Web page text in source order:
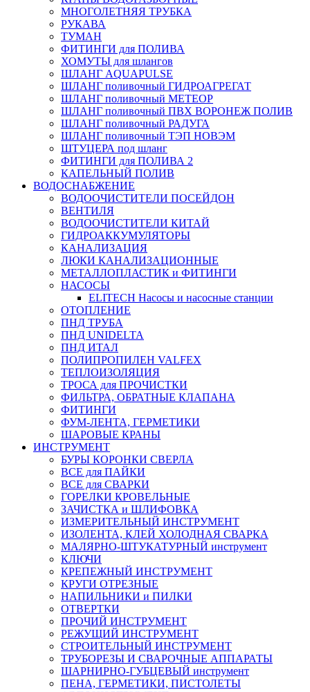
МНОГОЛЕТНЯЯ ТРУБКА
РУКАВА
ТУМАН
ФИТИНГИ для ПОЛИВА
ХОМУТЫ для шлангов
ШЛАНГ AQUAPULSE
ШЛАНГ поливочный ГИДРОАГРЕГАТ
ШЛАНГ поливочный МЕТЕОР
ШЛАНГ поливочный ПВХ ВОРОНЕЖ ПОЛИВ
ШЛАНГ поливочный РАДУГА
ШЛАНГ поливочный ТЭП НОВЭМ
ШТУЦЕРА под шланг
ФИТИНГИ для ПОЛИВА 2
КАПЕЛЬНЫЙ ПОЛИВ
ВОДОСНАБЖЕНИЕ
ВОДООЧИСТИТЕЛИ ПОСЕЙДОН
ВЕНТИЛЯ
ВОДООЧИСТИТЕЛИ КИТАЙ
ГИДРОАККУМУЛЯТОРЫ
КАНАЛИЗАЦИЯ
ЛЮКИ КАНАЛИЗАЦИОННЫЕ
МЕТАЛЛОПЛАСТИК и ФИТИНГИ
НАСОСЫ
ELITECH Насосы и насосные станции
ОТОПЛЕНИЕ
ПНД ТРУБА
ПНД UNIDELTA
ПНД ИТАЛ
ПОЛИПРОПИЛЕН VALFEX
ТЕПЛОИЗОЛЯЦИЯ
ТРОСА для ПРОЧИСТКИ
ФИЛЬТРА, ОБРАТНЫЕ КЛАПАНА
ФИТИНГИ
ФУМ-ЛЕНТА, ГЕРМЕТИКИ
ШАРОВЫЕ КРАНЫ
ИНСТРУМЕНТ
БУРЫ КОРОНКИ СВЕРЛА
ВСЕ для ПАЙКИ
ВСЕ для СВАРКИ
ГОРЕЛКИ КРОВЕЛЬНЫЕ
ЗАЧИСТКА и ШЛИФОВКА
ИЗМЕРИТЕЛЬНЫЙ ИНСТРУМЕНТ
ИЗОЛЕНТА, КЛЕЙ ХОЛОДНАЯ СВАРКА
МАЛЯРНО-ШТУКАТУРНЫЙ инструмент
КЛЮЧИ
КРЕПЕЖНЫЙ ИНСТРУМЕНТ
КРУГИ ОТРЕЗНЫЕ
НАПИЛЬНИКИ и ПИЛКИ
ОТВЕРТКИ
ПРОЧИЙ ИНСТРУМЕНТ
РЕЖУЩИЙ ИНСТРУМЕНТ
СТРОИТЕЛЬНЫЙ ИНСТРУМЕНТ
ТРУБОРЕЗЫ И СВАРОЧНЫЕ АППАРАТЫ
ШАРНИРНО-ГУБЦЕВЫЙ инструмент
ПЕНА, ГЕРМЕТИКИ, ПИСТОЛЕТЫ